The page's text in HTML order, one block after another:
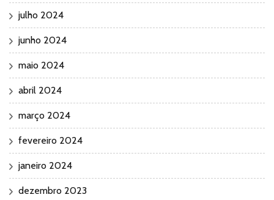
julho 2024
junho 2024
maio 2024
abril 2024
março 2024
fevereiro 2024
janeiro 2024
dezembro 2023